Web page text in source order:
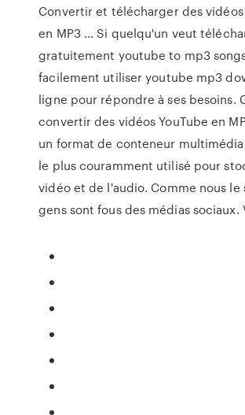
Convertir et télécharger des vidéos
en MP3 ... Si quelqu'un veut
gratuitement youtube to mp3
facilement utiliser youtube mp3
ligne pour répondre à ses besoins.
convertir des vidéos YouTube en
un format de conteneur
le plus couramment utilisé pour
vidéo et de l'audio. Comme nous le
gens sont fous des médias sociaux.